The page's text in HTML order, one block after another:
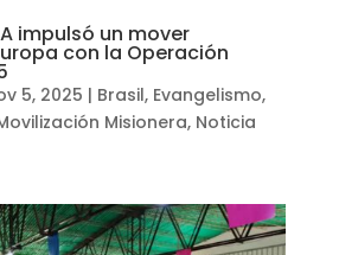
impulsó un mover
con la Operación
5, 2025 | Brasil, Evangelismo,
Misionera, Noticia